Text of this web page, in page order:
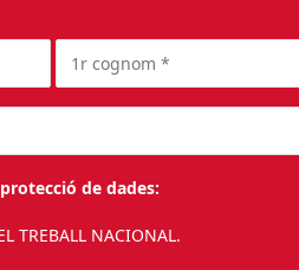
de dades:
TREBALL NACIONAL.